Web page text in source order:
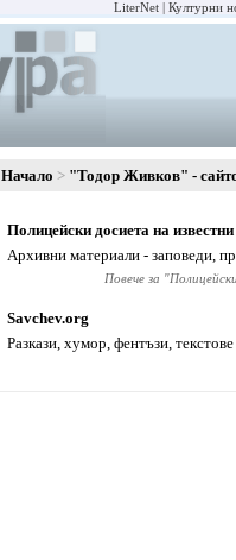
LiterNet Културни
Начало "Тодор Живков" -
Полицейски досиета на
Архивни материали - заповеди,
Повече за "
Savchev.org
Разкази, хумор, фентъзи,